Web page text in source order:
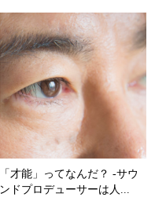
「才能」ってなんだ？ -サウ
ンドプロデューサーは人...